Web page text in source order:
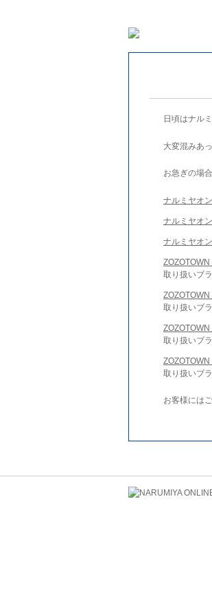
日頃はナル
大変混みあ
お急ぎの場
ナルミヤオ
ナルミヤオ
ナルミヤオ
取り扱いブ
取り扱いブ
取り扱いブ
取り扱いブ
お客様には